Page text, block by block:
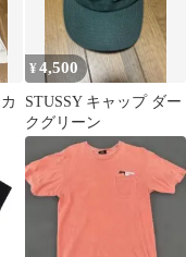
¥4,500
STUSSY キャップ ダー
クグリーン